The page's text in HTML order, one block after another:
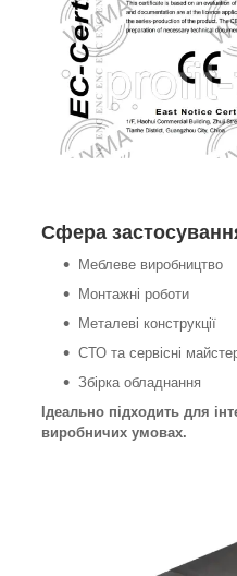
Сфера
Меблеве виробництво
Монтажні роботи
Металеві конструкції
СТО та сервісні
Збірка обладнання
Ідеально підходить для
виробничих умовах.